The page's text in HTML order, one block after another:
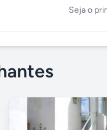
Seja o